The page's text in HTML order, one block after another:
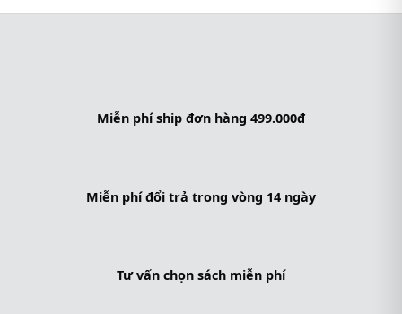
Miễn phí ship đơn hàng 499.000đ
Miễn phí đổi trả trong vòng 14 ngày
Tư vấn chọn sách miễn phí